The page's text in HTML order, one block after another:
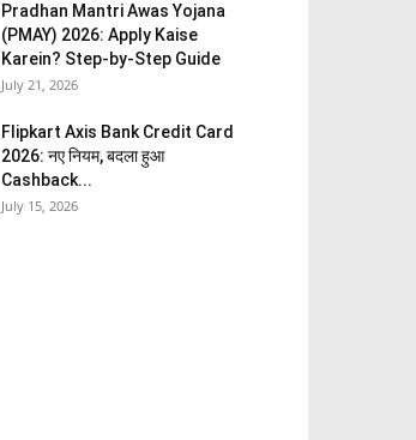
Pradhan Mantri Awas Yojana
(PMAY) 2026: Apply Kaise
Karein? Step-by-Step Guide
July 21, 2026
Flipkart Axis Bank Credit Card
2026: नए नियम, बदला हुआ
Cashback...
July 15, 2026